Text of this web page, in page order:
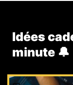
Idées
minute 🔔